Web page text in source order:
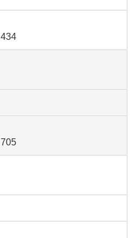
434
705